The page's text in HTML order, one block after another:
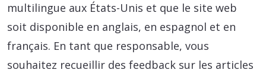
multilingue aux États-Unis et que le site web
soit disponible en anglais, en espagnol et en
français. En tant que responsable, vous
souhaitez recueillir des feedback sur les articles